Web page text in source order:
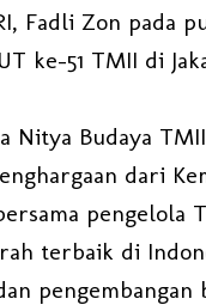
Fadli Zon pada
ke-51 TMII di
Nitya Budaya
dari
pengelola
terbaik di
pengembangan